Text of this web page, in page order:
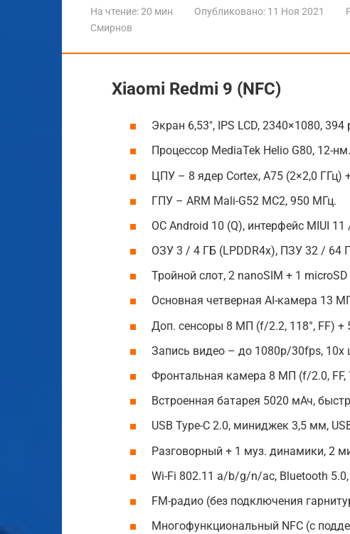
На чтение:20 мин Опубликовано: 11 Ноя 2021
Смирнов
Xiaomi Redmi 9 (NFC)
Экран 6,53″, IPS LCD, 2340×1080, 394
Процессор MediaTek Helio G80, 12-нм.
ЦПУ – 8 ядер Cortex, A75 (2×2,0 ГГц)
ГПУ – ARM Mali-G52 MC2, 950 МГц.
ОС Android 10 (Q), интерфейс MIUI 11
ОЗУ 3 / 4 ГБ (LPDDR4x), ПЗУ 32 / 64
Тройной слот, 2 nanoSIM + 1
Основная четверная AI-камера 13
Доп. сенсоры 8 МП (f/2.2, 118°, FF)
Запись видео – до 1080p/30fps, 10х
Фронтальная камера 8 МП (f/2.0, FF,
Встроенная батарея 5020 мАч,
USB Type-C 2.0, миниджек 3,5 мм,
Разговорный + 1 муз. динамики, 2
Wi-Fi 802.11 a/b/g/n/ac, Bluetooth 5.0,
FM-радио (без подключения
Многофункциональный NFC (с